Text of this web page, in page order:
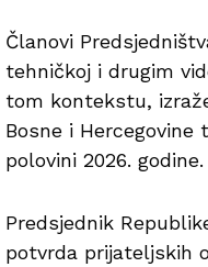
Članovi
tehničkoj i drugim
tom kontekstu,
Bosne i Hercegovine
polovini 2026. godine.
Predsjednik
potvrda prijateljskih